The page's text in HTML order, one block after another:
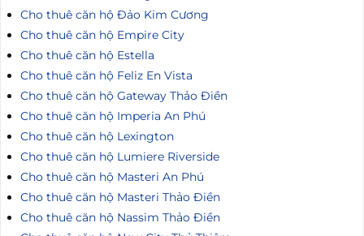
Cho thuê căn hộ Đảo Kim Cương
Cho thuê căn hộ Empire City
Cho thuê căn hộ Estella
Cho thuê căn hộ Feliz En Vista
Cho thuê căn hộ Gateway Thảo Điền
Cho thuê căn hộ Imperia An Phú
Cho thuê căn hộ Lexington
Cho thuê căn hộ Lumiere Riverside
Cho thuê căn hộ Masteri An Phú
Cho thuê căn hộ Masteri Thảo Điền
Cho thuê căn hộ Nassim Thảo Điền